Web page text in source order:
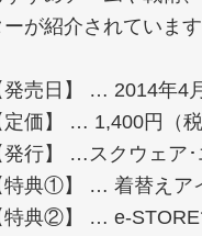
ーが紹介されていま
発売日】 … 2014年4
定価】 … 1,400円（
発行】 …スクウェア
特典①】 … 着替えア
特典②】 … e-